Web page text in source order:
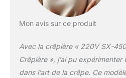
et
Mon avis sur ce produit
Avec la crêpière « 220V SX-
Crêpière », j’ai pu
dans l’art de la crêpe. Ce